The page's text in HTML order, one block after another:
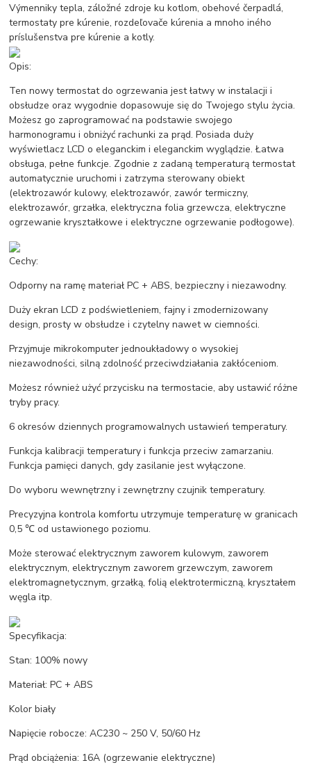
Výmenniky tepla, záložné zdroje ku kotlom, obehové čerpadlá,
termostaty pre kúrenie, rozdeľovače kúrenia a mnoho iného
príslušenstva pre kúrenie a kotly.
Opis:
Ten nowy termostat do ogrzewania jest łatwy w instalacji i
obsłudze oraz wygodnie dopasowuje się do Twojego stylu życia.
Możesz go zaprogramować na podstawie swojego
harmonogramu i obniżyć rachunki za prąd. Posiada duży
wyświetlacz LCD o eleganckim i eleganckim wyglądzie. Łatwa
obsługa, pełne funkcje. Zgodnie z zadaną temperaturą termostat
automatycznie uruchomi i zatrzyma sterowany obiekt
(elektrozawór kulowy, elektrozawór, zawór termiczny,
elektrozawór, grzałka, elektryczna folia grzewcza, elektryczne
ogrzewanie kryształkowe i elektryczne ogrzewanie podłogowe).
Cechy:
Odporny na ramę materiał PC + ABS, bezpieczny i niezawodny.
Duży ekran LCD z podświetleniem, fajny i zmodernizowany
design, prosty w obsłudze i czytelny nawet w ciemności.
Przyjmuje mikrokomputer jednoukładowy o wysokiej
niezawodności, silną zdolność przeciwdziałania zakłóceniom.
Możesz również użyć przycisku na termostacie, aby ustawić różne
tryby pracy.
6 okresów dziennych programowalnych ustawień temperatury.
Funkcja kalibracji temperatury i funkcja przeciw zamarzaniu.
Funkcja pamięci danych, gdy zasilanie jest wyłączone.
Do wyboru wewnętrzny i zewnętrzny czujnik temperatury.
Precyzyjna kontrola komfortu utrzymuje temperaturę w granicach
0,5 ℃ od ustawionego poziomu.
Może sterować elektrycznym zaworem kulowym, zaworem
elektrycznym, elektrycznym zaworem grzewczym, zaworem
elektromagnetycznym, grzałką, folią elektrotermiczną, kryształem
węgla itp.
Specyfikacja:
Stan: 100% nowy
Materiał: PC + ABS
Kolor biały
Napięcie robocze: AC230 ~ 250 V, 50/60 Hz
Prąd obciążenia: 16A (ogrzewanie elektryczne)